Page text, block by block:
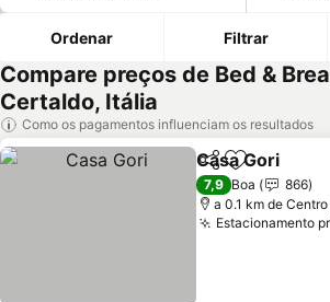
Ordenar Filtrar
Compare preços de Bed &
Certaldo, Itália
Como os pagamentos influenciam os resultados
PartilharAdicionar
Casa Gori
7,9 Boa
866
a 0.1 km de
Estacionamento